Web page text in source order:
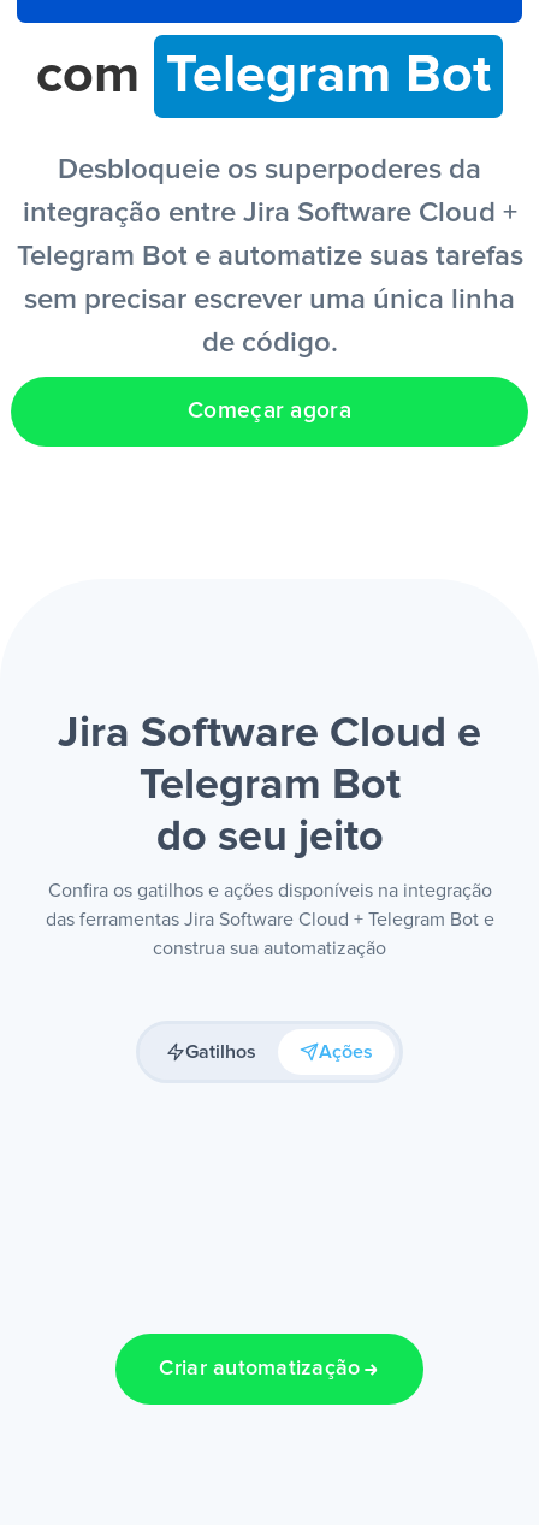
PT
com Telegram Bot
Desbloqueie os superpoderes da
integração entre Jira Software Cloud +
Telegram Bot e automatize suas tarefas
sem precisar escrever uma única linha
de código.
Começar agora
Jira Software Cloud e
Telegram Bot
do seu jeito
Confira os gatilhos e ações disponíveis na integração
das ferramentas Jira Software Cloud + Telegram Bot e
construa sua automatização
Gatilhos Ações
Criar automatização